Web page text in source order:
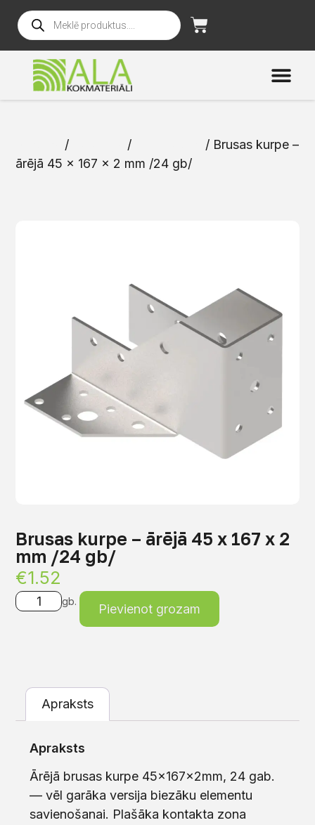
/ /
/ Brusas kurpe –
ārējā 45 x 167 x 2 mm /24 gb/
Brusas kurpe – ārējā 45 x 167 x 2
mm /24 gb/
€1.52
gb.
Pievienot grozam
Apraksts
Apraksts
Ārējā brusas kurpe 45x167x2mm, 24 gab.
— vēl garāka versija biezāku elementu
savienošanai. Plašāka kontakta zona